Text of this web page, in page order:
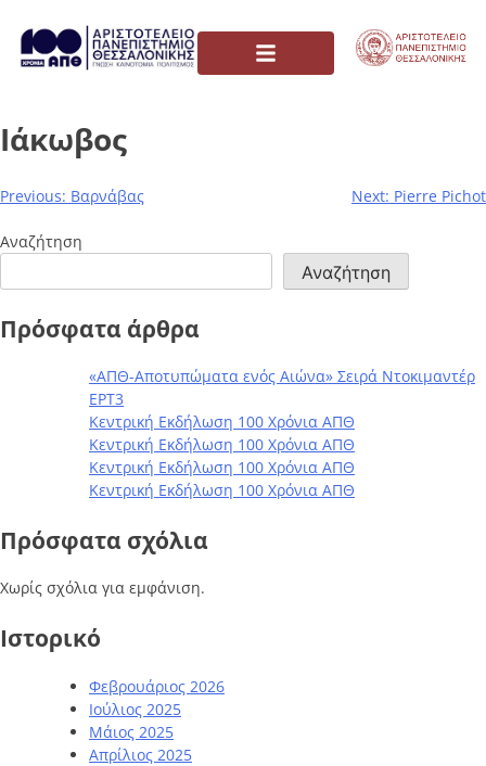
Ιάκωβος
Previous: Βαρνάβας Next: Pierre Pichot
Αναζήτηση
Αναζήτηση
Πρόσφατα άρθρα
«ΑΠΘ-Αποτυπώματα ενός Αιώνα» Σειρά Ντοκιμαντέρ
ΕΡΤ3
Κεντρική Εκδήλωση 100 Χρόνια ΑΠΘ
Κεντρική Εκδήλωση 100 Χρόνια ΑΠΘ
Κεντρική Εκδήλωση 100 Χρόνια ΑΠΘ
Κεντρική Εκδήλωση 100 Χρόνια ΑΠΘ
Πρόσφατα σχόλια
Χωρίς σχόλια για εμφάνιση.
Ιστορικό
Φεβρουάριος 2026
Ιούλιος 2025
Μάιος 2025
Απρίλιος 2025